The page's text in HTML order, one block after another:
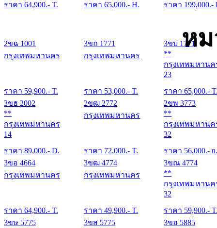
ราคา 64,900.- T.
ราคา 65,000.- H.
ราคา 199,000.-
หม
2ขฉ 1001
กรุงเทพมหานคร
ราคา 59,900.- T.
3ขถ 1771
กรุงเทพมหานคร
ราคา 53,000.- T.
3ขบ 1771
**
กรุงเทพมหานค
23
ราคา 65,000.-
3ขฮ 2002
**
กรุงเทพมหานคร
14
ราคา 89,000.- D.
2ขฒ 2772
กรุงเทพมหานคร
ราคา 72,000.- T.
2ขพ 3773
**
กรุงเทพมหานค
32
ราคา 56,000.- n.
3ขอ 4664
กรุงเทพมหานคร
ราคา 64,900.- T.
3ขฒ 4774
กรุงเทพมหานคร
ราคา 49,900.- T.
3ขณ 4774
**
กรุงเทพมหานค
32
ราคา 59,900.-
3ขษ 5775
3ขส 5775
3ขฮ 5885